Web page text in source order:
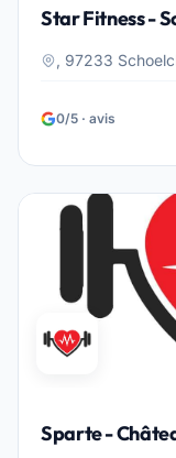
Star Fitness -
, 97233
0/5 · avis
Sparte -